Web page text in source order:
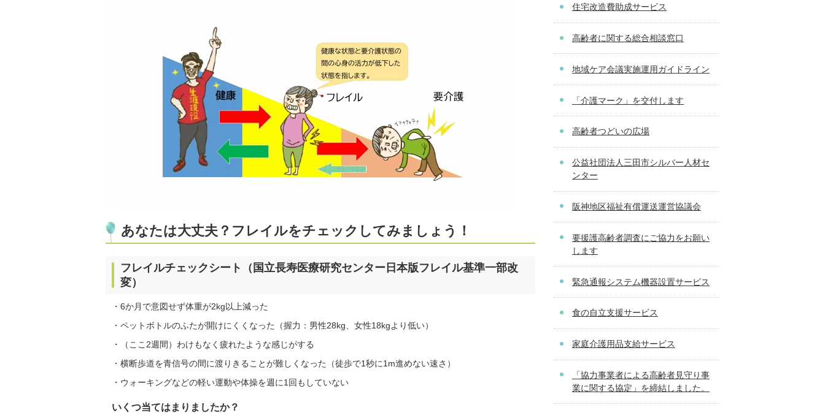
あなたは大丈夫？フレイルをチェックしてみましょう！
フレイルチェックシート（国立長寿医療研究センター日本版フレイル基準一部改
変）
・6か月で意図せず体重が2kg以上減った
・ペットボトルのふたが開けにくくなった（握力：男性28kg、女性18kgより低い）
・（ここ2週間）わけもなく疲れたような感じがする
・横断歩道を青信号の間に渡りきることが難しくなった（徒歩で1秒に1m進めない速さ）
・ウォーキングなどの軽い運動や体操を週に1回もしていない
いくつ当てはまりましたか？
住宅改造費助成サービス
高齢者に関する総合相談窓口
地域ケア会議実施運用ガイドライン
「介護マーク」を交付します
高齢者つどいの広場
公益社団法人三田市シルバー人材セ
ンター
阪神地区福祉有償運送運営協議会
要援護高齢者調査にご協力をお願い
します
緊急通報システム機器設置サービス
食の自立支援サービス
家庭介護用品支給サービス
「協力事業者による高齢者見守り事
業に関する協定」を締結しました。